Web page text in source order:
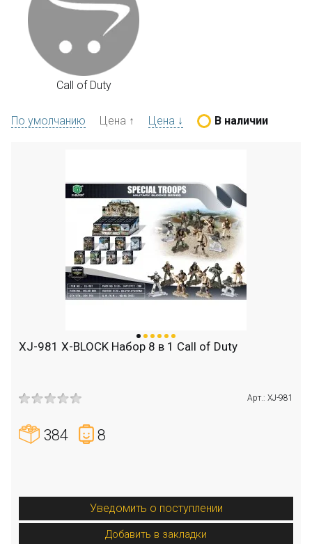
Call of Duty
По умолчанию Цена ↑ Цена ↓ В наличии
XJ-981 X-BLOCK Набор 8 в 1 Call of Duty
Арт.: XJ-981
384 8
Уведомить о поступлении
Добавить в закладки